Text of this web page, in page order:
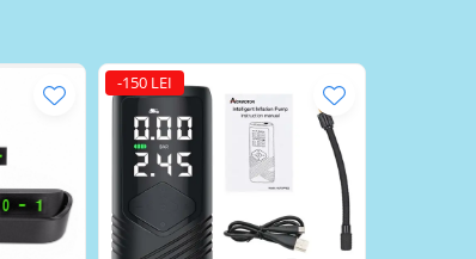
comandă.
-150 LEI